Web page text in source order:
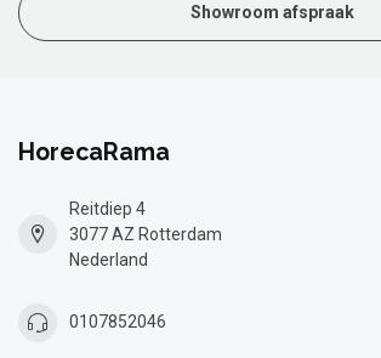
Showroom afspraak
HorecaRama
Reitdiep 4
3077 AZ Rotterdam
Nederland
0107852046